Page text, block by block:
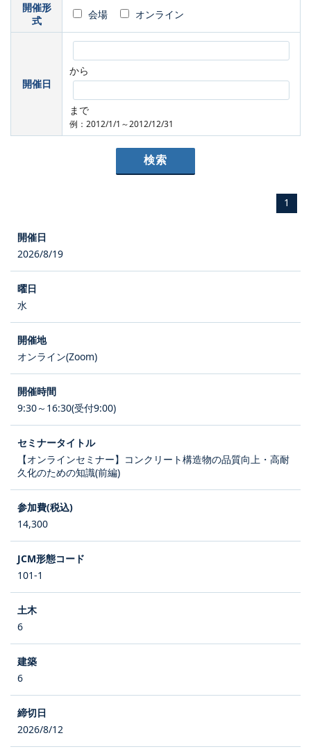
開催形
式
会場 オンライン
開催日
から
まで
例：2012/1/1～2012/12/31
1
2026/8/19
水
オンライン(Zoom)
9:30～16:30(受付9:00)
【オンラインセミナー】コンクリート構造物の品質向上・高耐
久化のための知識(前編)
14,300
101-1
6
6
2026/8/12